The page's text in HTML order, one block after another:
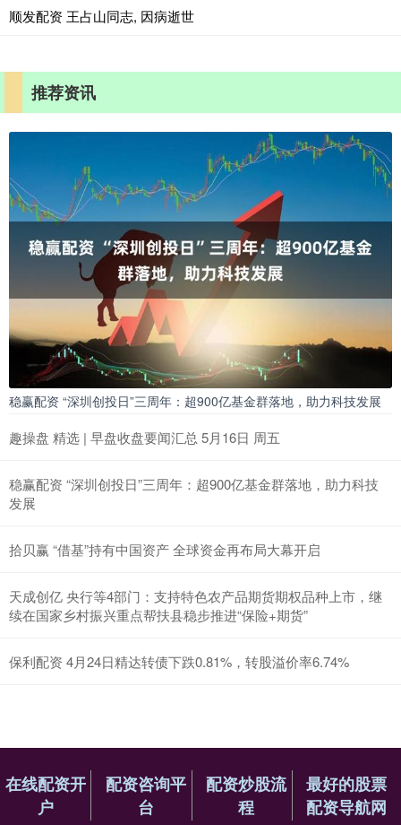
顺发配资 王占山同志, 因病逝世
推荐资讯
稳赢配资 “深圳创投日”三周年：超900亿基金群落地，助力科技发展
趣操盘 精选 | 早盘收盘要闻汇总 5月16日 周五
稳赢配资 “深圳创投日”三周年：超900亿基金群落地，助力科技
发展
拾贝赢 “借基”持有中国资产 全球资金再布局大幕开启
天成创亿 央行等4部门：支持特色农产品期货期权品种上市，继
续在国家乡村振兴重点帮扶县稳步推进“保险+期货”
保利配资 4月24日精达转债下跌0.81%，转股溢价率6.74%
在线配资开
户
配资咨询平
台
配资炒股流
程
最好的股票
配资导航网